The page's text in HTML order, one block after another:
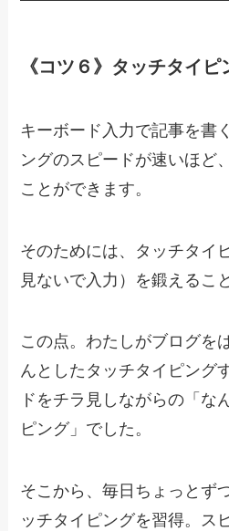
《コツ６》タッチタイピ
キーボード入力で記事を書
ングのスピードが速いほど
ことができます。
そのためには、タッチタイ
見ないで入力）を鍛えるこ
この点。わたしがブログを
んとしたタッチタイピング
ドをチラ見しながらの「な
ピング」でした。
そこから、毎日ちょっとず
ッチタイピングを習得。ス